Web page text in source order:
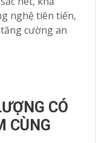
nghệ tiên tiến,
cường an
CÓ
CÙNG